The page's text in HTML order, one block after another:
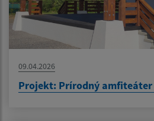
09.04.2026
Projekt: Prírodný amfiteáter